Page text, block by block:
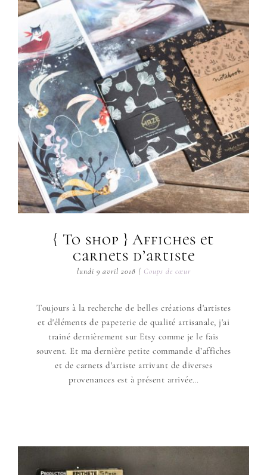
{ To shop } Affiches et
carnets d’artiste
lundi 9 avril 2018 | Coups de cœur
Toujours à la recherche de belles créations d'artistes
et d'éléments de papeterie de qualité artisanale, j'ai
trainé dernièrement sur Etsy comme je le fais
souvent. Et ma dernière petite commande d’affiches
et de carnets d'artiste arrivant de diverses
provenances est à présent arrivée…